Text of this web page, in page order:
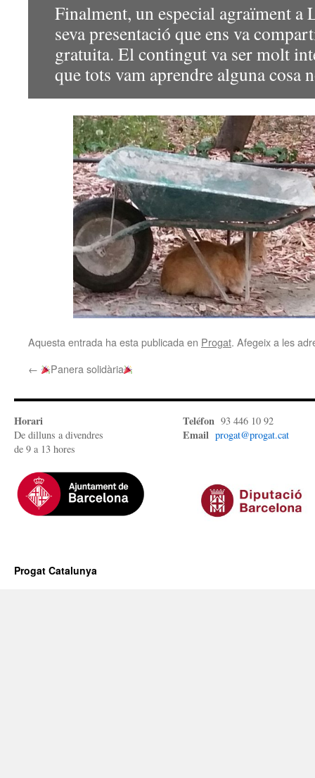
Finalment, un especial agraïment a
seva presentació que ens va
gratuita. El contingut va ser molt
que tots vam aprendre alguna cosa
Aquesta entrada ha esta publicada en Progat. Afegeix a les
←
Panera solidària
Horari
De dilluns a divendres
de 9 a 13 hores
Teléfon 93 446 10 92
Email progat@progat.cat
Progat Catalunya